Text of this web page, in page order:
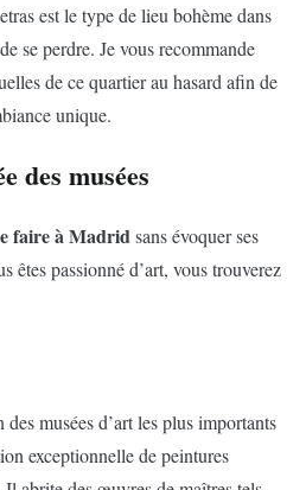
est le type de lieu bohème dans
se perdre. Je vous recommande
de ce quartier au hasard afin de
unique.
des musées
faire à Madridsans évoquer ses
êtes passionné d’art, vous trouverez
musées d’art les plus importants
exceptionnelle de peintures